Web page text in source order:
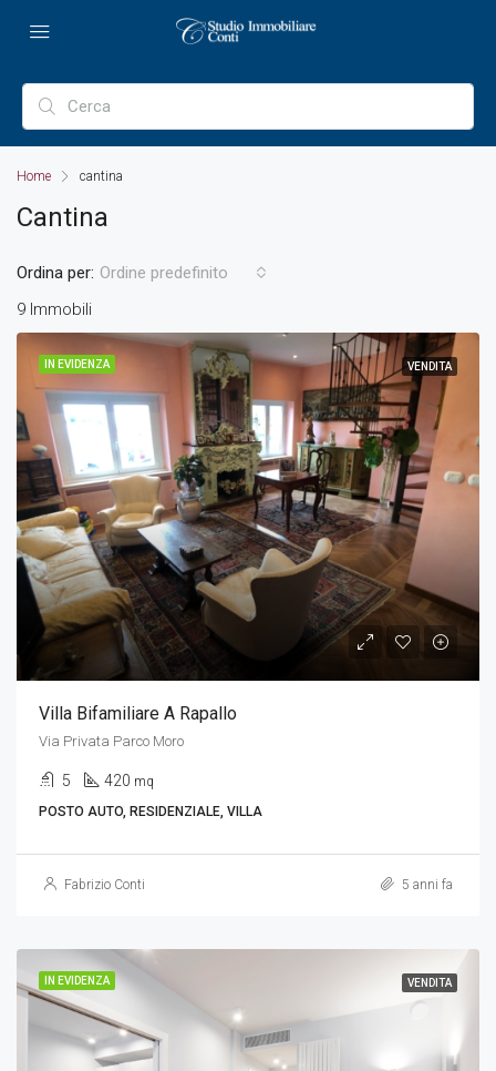
Home cantina
Cantina
9 Immobili
Ordina per: Ordine predefinito
IN EVIDENZA VENDITA
Villa Bifamiliare A Rapallo
Via Privata Parco Moro
5 420 mq
POSTO AUTO, RESIDENZIALE, VILLA
Fabrizio Conti 5 anni fa
IN EVIDENZA VENDITA